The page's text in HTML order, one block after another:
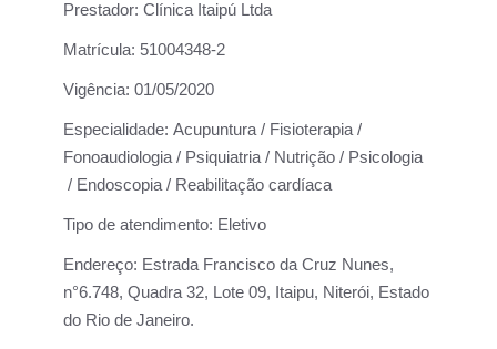
Prestador: Clínica Itaipú Ltda
Matrícula: 51004348-2
Vigência: 01/05/2020
Especialidade: Acupuntura / Fisioterapia /
Fonoaudiologia / Psiquiatria / Nutrição / Psicologia
/ Endoscopia / Reabilitação cardíaca
Tipo de atendimento: Eletivo
Endereço: Estrada Francisco da Cruz Nunes,
n°6.748, Quadra 32, Lote 09, Itaipu, Niterói, Estado
do Rio de Janeiro.